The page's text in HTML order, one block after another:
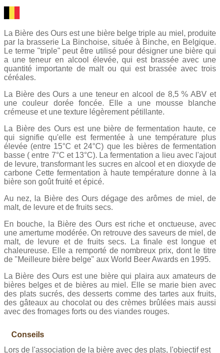
La Bière des Ours est une bière belge triple au miel, produite
par la brasserie La Binchoise, située à Binche, en Belgique.
Le terme "triple" peut être utilisé pour désigner une bière qui
a une teneur en alcool élevée, qui est brassée avec une
quantité importante de malt ou qui est brassée avec trois
céréales.
La Bière des Ours a une teneur en alcool de 8,5 % ABV et
une couleur dorée foncée. Elle a une mousse blanche
crémeuse et une texture légèrement pétillante.
La Bière des Ours est une bière de fermentation haute, ce
qui signifie qu'elle est fermentée à une température plus
élevée (entre 15°C et 24°C) que les bières de fermentation
basse ( entre 7°C et 13°C). La fermentation a lieu avec l'ajout
de levure, transformant les sucres en alcool et en dioxyde de
carbone Cette fermentation à haute température donne à la
bière son goût fruité et épicé.
Au nez, la Bière des Ours dégage des arômes de miel, de
malt, de levure et de fruits secs.
En bouche, la Bière des Ours est riche et onctueuse, avec
une amertume modérée. On retrouve des saveurs de miel, de
malt, de levure et de fruits secs. La finale est longue et
chaleureuse. Elle a remporté de nombreux prix, dont le titre
de "Meilleure bière belge" aux World Beer Awards en 1995.
La Bière des Ours est une bière qui plaira aux amateurs de
bières belges et de bières au miel. Elle se marie bien avec
des plats sucrés, des desserts comme des tartes aux fruits,
des gâteaux au chocolat ou des crèmes brûlées mais aussi
avec des fromages forts ou des viandes rouges.
Conseils
Lors de l'association de la bière avec des plats, l'objectif est